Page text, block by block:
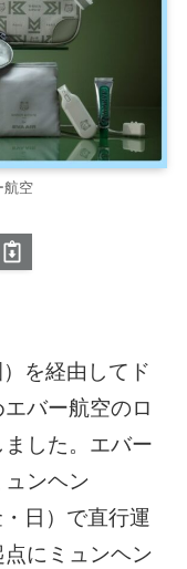
航空
を経由してド
バー航空のロ
した。エバー
ンヘン
日）で直行運
にミュンヘン